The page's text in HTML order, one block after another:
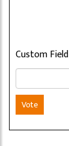
Custom Field
Vote